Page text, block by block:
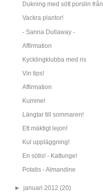
Dukning med sött porslin från
Vackra plantor!
- Sanna Dullaway -
Affirmation
Kycklingklubba med ris
Vin tips!
Affirmation
Kummel
Längtar till sommaren!
Ett mäktigt lejon!
Kul uppläggning!
En sötis! - Kattunge!
Potatis - Almandine
►januari 2012(20)